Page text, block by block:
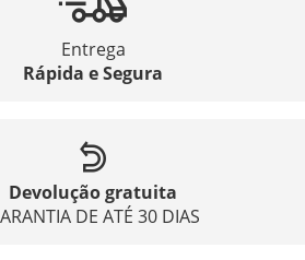
Entrega
Rápida e Segura
Devolução gratuita
DE ATÉ 30 DIAS